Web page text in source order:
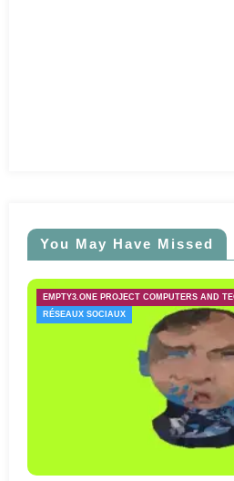
You May Have Missed
EMPTY3.ONE PROJECT COMPUTERS AND
RÉSEAUX SOCIAUX